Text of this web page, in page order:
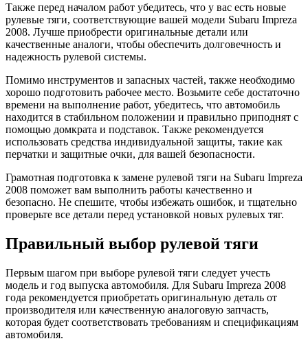
Также перед началом работ убедитесь, что у вас есть новые
рулевые тяги, соответствующие вашей модели Subaru Impreza
2008. Лучше приобрести оригинальные детали или
качественные аналоги, чтобы обеспечить долговечность и
надежность рулевой системы.
Помимо инструментов и запасных частей, также необходимо
хорошо подготовить рабочее место. Возьмите себе достаточно
времени на выполнение работ, убедитесь, что автомобиль
находится в стабильном положении и правильно приподнят с
помощью домкрата и подставок. Также рекомендуется
использовать средства индивидуальной защиты, такие как
перчатки и защитные очки, для вашей безопасности.
Грамотная подготовка к замене рулевой тяги на Subaru Impreza
2008 поможет вам выполнить работы качественно и
безопасно. Не спешите, чтобы избежать ошибок, и тщательно
проверьте все детали перед установкой новых рулевых тяг.
Правильный выбор рулевой тяги
Первым шагом при выборе рулевой тяги следует учесть
модель и год выпуска автомобиля. Для Subaru Impreza 2008
года рекомендуется приобретать оригинальную деталь от
производителя или качественную аналоговую запчасть,
которая будет соответствовать требованиям и спецификациям
автомобиля.